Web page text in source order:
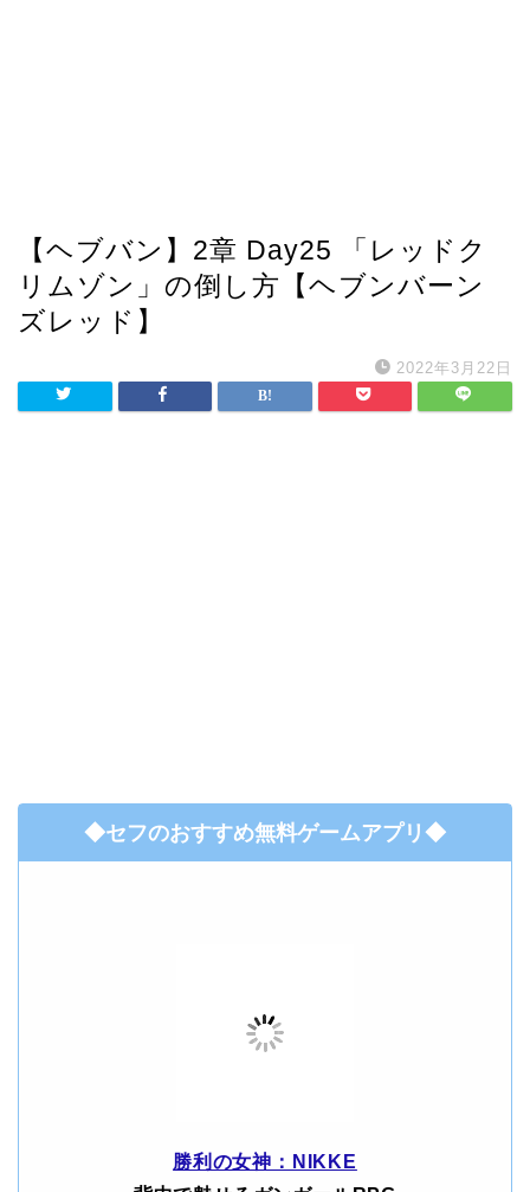
【ヘブバン】2章 Day25 「レッドク
リムゾン」の倒し方【ヘブンバーン
ズレッド】
2022年3月22日
◆セフのおすすめ無料ゲームアプリ◆
勝利の女神：NIKKE